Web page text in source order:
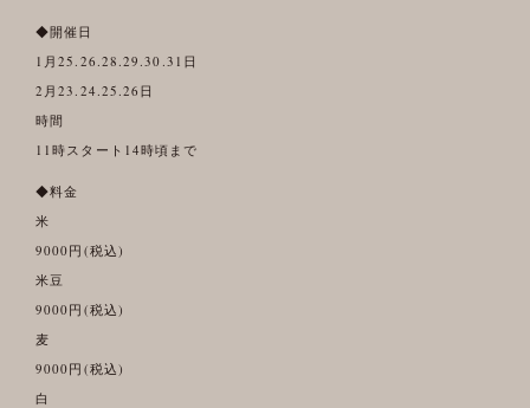
◆開催日
1月25.26.28.29.30.31日
2月23.24.25.26日
時間
11時スタート14時頃まで
◆料金
米
9000円(税込)
米豆
9000円(税込)
麦
9000円(税込)
白